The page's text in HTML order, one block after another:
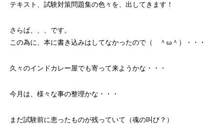
テキスト、試験対策問題集の色々を、出してきます！
さらば、、、です。
この為に、本に書き込みはしてなかったので（ ＾ω＾）・・・
久々のインドカレー屋でも寄って来ようかな・・・
今月は、様々な事の整理かな・・・
まだ試験前に患ったものが残っていて（魂の叫び？）